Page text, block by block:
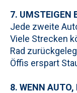
7. UMSTEIGEN
Jede zweite
Viele Strecken
Rad
Öffis erspart
8. WENN